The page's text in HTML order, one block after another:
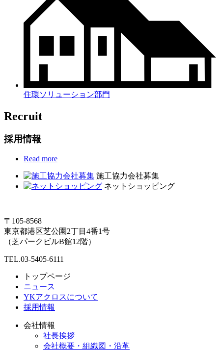
住環ソリューション部門
Recruit
採用情報
Read more
施工協力会社募集
ネットショッピング
〒105-8568
東京都港区芝公園2丁目4番1号
（芝パークビルB館12階）
TEL.03-5405-6111
トップページ
ニュース
YKアクロスについて
採用情報
会社情報
社長挨拶
会社概要・組織図・沿革